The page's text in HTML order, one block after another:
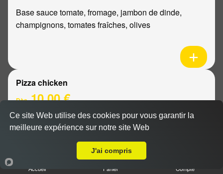
Base sauce tomate, fromage, jambon de dinde,
champignons, tomates fraîches, olives
Pizza chicken
Dès10.00 €
Accueil Panier Compte
Ce site Web utilise des cookies pour vous garantir la
meilleure expérience sur notre site Web
J'ai compris